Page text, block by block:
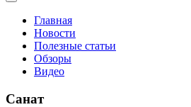
Главная
Новости
Полезные статьи
Обзоры
Видео
Санат